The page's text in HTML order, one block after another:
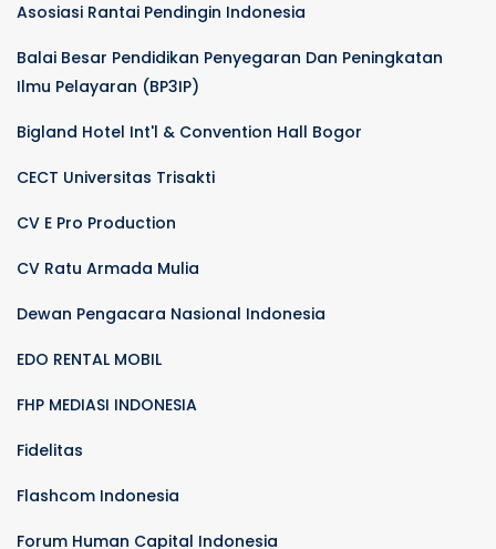
Asosiasi Rantai Pendingin Indonesia
Balai Besar Pendidikan Penyegaran Dan Peningkatan
Ilmu Pelayaran (BP3IP)
Bigland Hotel Int'l & Convention Hall Bogor
CECT Universitas Trisakti
CV E Pro Production
CV Ratu Armada Mulia
Dewan Pengacara Nasional Indonesia
EDO RENTAL MOBIL
FHP MEDIASI INDONESIA
Fidelitas
Flashcom Indonesia
Forum Human Capital Indonesia